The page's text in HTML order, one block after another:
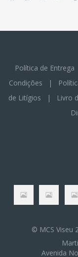
Política de Entrega
Condições |
de Litígios | Livro
© MCS Viseu
Avenida